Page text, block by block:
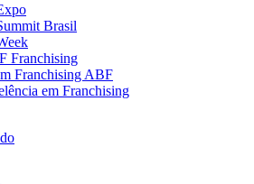
Brasil
Franchising
Franchising ABF
em Franchising